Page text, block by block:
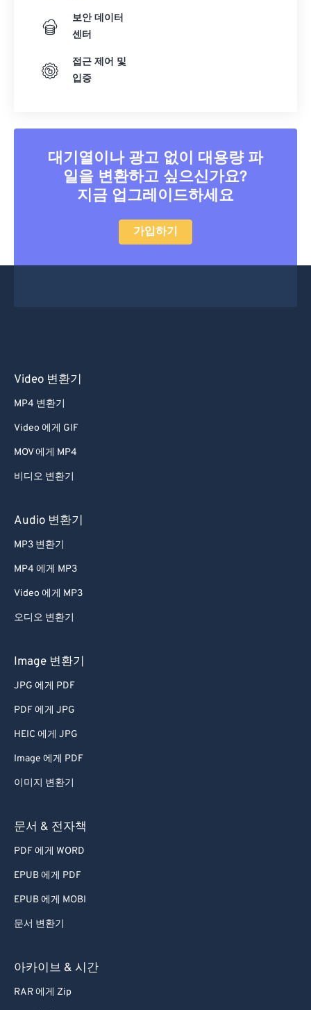
보안 데이터
센터
접근 제어 및
입증
대기열이나 광고 없이 대용량 파
일을 변환하고 싶으신가요?
지금 업그레이드하세요
가입하기
Video 변환기
MP4 변환기
Video 에게 GIF
MOV 에게 MP4
비디오 변환기
Audio 변환기
MP3 변환기
MP4 에게 MP3
Video 에게 MP3
오디오 변환기
Image 변환기
JPG 에게 PDF
PDF 에게 JPG
HEIC 에게 JPG
Image 에게 PDF
이미지 변환기
문서 & 전자책
PDF 에게 WORD
EPUB 에게 PDF
EPUB 에게 MOBI
문서 변환기
아카이브 & 시간
RAR 에게 Zip